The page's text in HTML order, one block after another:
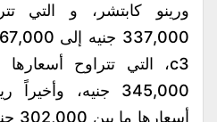
ورينو كابتشر، و التي
345,000 جنيه،